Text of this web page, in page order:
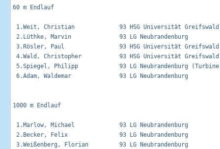
60 m Endlauf
1.Weit, Christian             93 HSG Universität
2.Lüthke, Marvin              93 LG Neubrandenburg
3.Rösler, Paul                93 HSG Universität
4.Wald, Christopher           93 HSG Universität
5.Spiegel, Philipp            93 LG Neubrandenburg
6.Adam, Waldemar              93 LG Neubrandenburg
1000 m Endlauf
1.Marlow, Michael             93 LG Neubrandenburg
2.Becker, Felix               93 LG Neubrandenburg
3.Weißenberg, Florian         93 LG Neubrandenburg